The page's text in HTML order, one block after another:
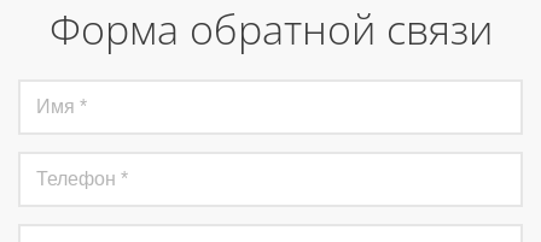
Форма обратной связи